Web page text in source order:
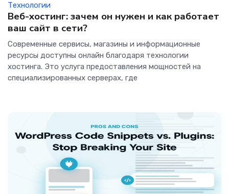
Технологии
Веб-хостинг: зачем он нужен и как работает
ваш сайт в сети?
Современные сервисы, магазины и информационные
ресурсы доступны онлайн благодаря технологии
хостинга. Это услуга предоставления мощностей на
специализированных серверах, где